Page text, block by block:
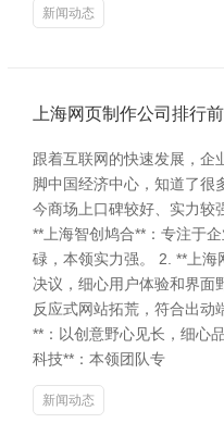
新闻动态
上海网页制作公司排行
跟着互联网的快速发展，企
脚中国经济中心，知道了很
今商场上口碑较好、实力较
**上海智创鸠合**：专注于
碌，本领实力强。 2. **上
决议，细心用户体验和界面
反应式网站拓荒，符合出动
**：以创意野心见长，细心
科技**：本领团队专
新闻动态